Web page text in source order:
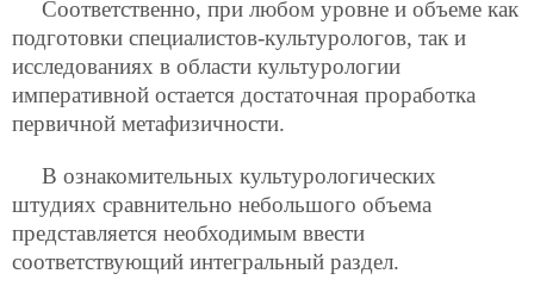
Соответственно, при любом уровне и объеме как
подготовки специалистов-культурологов, так и
исследованиях в области культурологии
императивной остается достаточная проработка
первичной метафизичности.
В ознакомительных культурологических
штудиях сравнительно небольшого объема
представляется необходимым ввести
соответствующий интегральный раздел.